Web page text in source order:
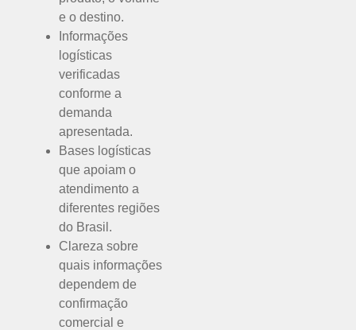
e o destino.
Informações
logísticas
verificadas
conforme a
demanda
apresentada.
Bases logísticas
que apoiam o
atendimento a
diferentes regiões
do Brasil.
Clareza sobre
quais informações
dependem de
confirmação
comercial e